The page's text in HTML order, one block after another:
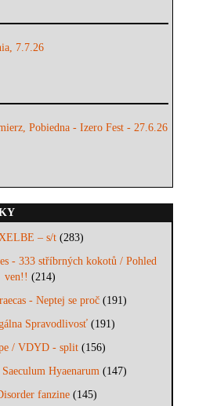
7.7.26
Pobiedna - Izero Fest - 27.6.26
– s/t(283)
- 333 stříbrných kokotů / Pohled
ven!! (214)
- Neptej se proč (191)
Spravodlivosť (191)
/ VDYD - split(156)
Hyaenarum (147)
fanzine (145)